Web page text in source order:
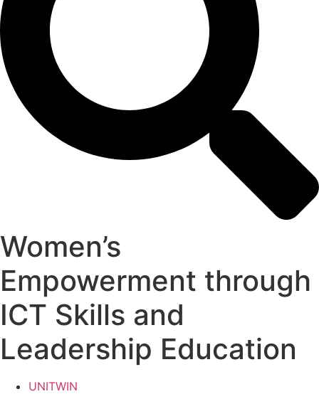
Women’s
Empowerment through
ICT Skills and
Leadership Education
UNITWIN